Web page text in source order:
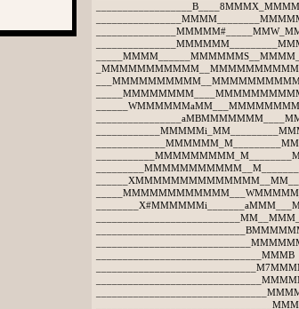
_______________________________MMMB